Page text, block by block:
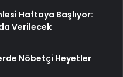
Haftaya Başlıyor:
Verilecek
Nöbetçi Heyetler